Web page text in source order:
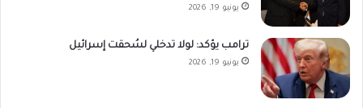
يونيو 19, 2026
ترامب يؤكد: لولا تدخلي لسُحقت إسرائيل
يونيو 19, 2026